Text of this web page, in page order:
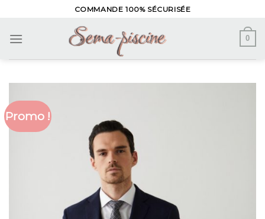
content
COMMANDE 100% SÉCURISÉE
0
Promo !